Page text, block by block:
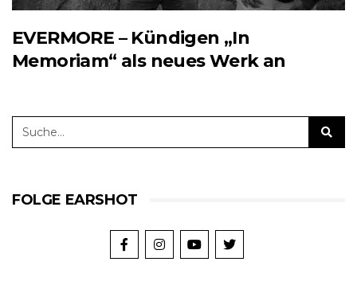
EVERMORE – Kündigen „In
Memoriam“ als neues Werk an
FOLGE EARSHOT